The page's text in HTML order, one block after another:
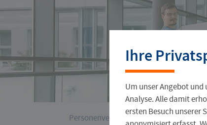
Studienangebot
Studienorganisation
Forschungsprofil
Wissenschaftlicher Nachwuchs
International Office
Incoming
Stellenangebote
Jobs für Studierende
Hochschulleitung
Sie
Personenverzeichnis ›
Ihre
Um unser Angebot und
Analyse. Alle damit
ersten Besuch unserer